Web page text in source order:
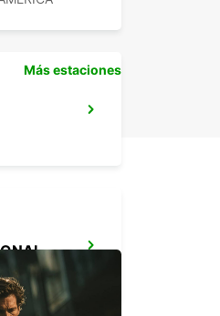
AEROPUERTO INTERNACIONAL DE DALLAS FORT WORTH
Más estaciones